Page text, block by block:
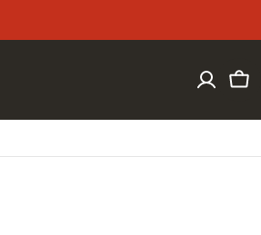
カ
ト